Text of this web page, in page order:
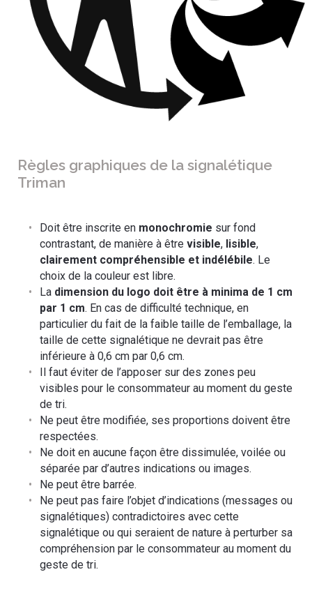
Règles graphiques de la signalétique
Triman
Doit être inscrite en monochromie sur fond
contrastant, de manière à être visible, lisible,
clairement compréhensible et indélébile. Le
choix de la couleur est libre.
La dimension du logo doit être à minima de 1 cm
par 1 cm. En cas de difficulté technique, en
particulier du fait de la faible taille de l’emballage, la
taille de cette signalétique ne devrait pas être
inférieure à 0,6 cm par 0,6 cm.
Il faut éviter de l’apposer sur des zones peu
visibles pour le consommateur au moment du geste
de tri.
Ne peut être modifiée, ses proportions doivent être
respectées.
Ne doit en aucune façon être dissimulée, voilée ou
séparée par d’autres indications ou images.
Ne peut être barrée.
Ne peut pas faire l’objet d’indications (messages ou
signalétiques) contradictoires avec cette
signalétique ou qui seraient de nature à perturber sa
compréhension par le consommateur au moment du
geste de tri.